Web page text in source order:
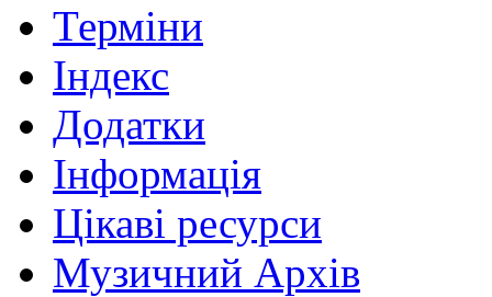
Терміни
Індекс
Додатки
Інформація
Цікаві ресурси
Музичний Архів